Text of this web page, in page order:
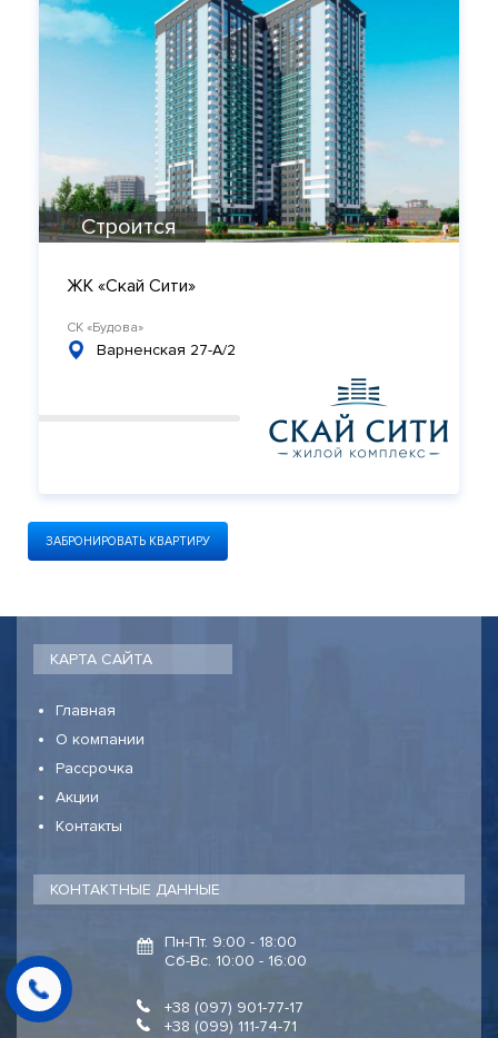
ЗАБРОНИРОВАТЬ КВАРТИРУ
Строится
ЖК «Скай Сити»
СК «Будова»
Варненская 27-А/2
КАРТА САЙТА
Главная
О компании
Рассрочка
Акции
Контакты
КОНТАКТНЫЕ ДАННЫЕ
Пн-Пт. 9:00 - 18:00
Сб-Вс. 10:00 - 16:00
+38 (097) 901-77-17
+38 (099) 111-74-71